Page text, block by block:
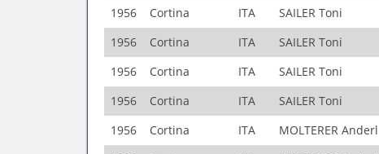
1956
Cortina ITA SAILER Toni
1956
Cortina ITA SAILER Toni
1956
Cortina ITA SAILER Toni
1956
Cortina ITA SAILER Toni
1956
Cortina ITA MOLTERER Anderl